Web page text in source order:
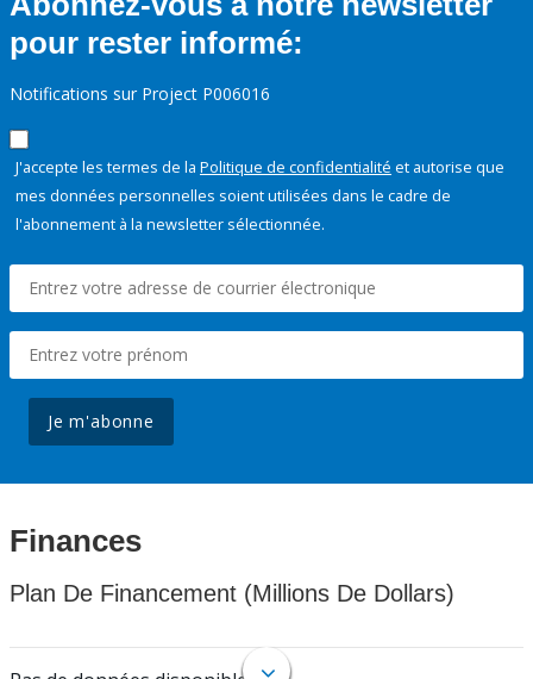
pour rester informé:
Notifications sur Project P006016
J'accepte les termes de la Politique de confidentialité et autorise que
mes données personnelles soient utilisées dans le cadre de
l'abonnement à la newsletter sélectionnée.
Je m'abonne
Finances
Plan De Financement (Millions De Dollars)